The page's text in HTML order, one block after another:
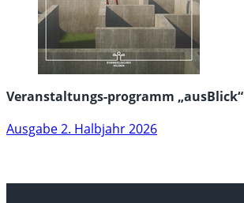
Veranstaltungs-programm „ausBlick“
Ausgabe 2. Halbjahr 2026